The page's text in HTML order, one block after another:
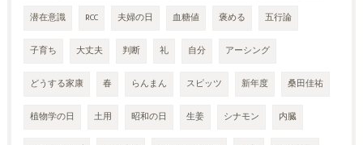
潜在意識 RCC 夫婦の日 血糖値 褒める 五行論
子育ち 大丈夫 判断 礼 自分 アーシング
どうする家康 春 らんまん スピッツ 新年度 桑田佳祐
植物学の日 土用 昭和の日 生姜 シナモン 内臓